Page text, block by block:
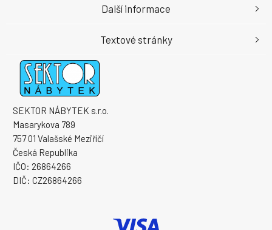
SEKTOR NÁBYTEK s.r.o.
Masarykova 789
757 01 Valašské Meziříčí
Česká Republika
IČO: 26864266
DIČ: CZ26864266
Další informace
Textové stránky